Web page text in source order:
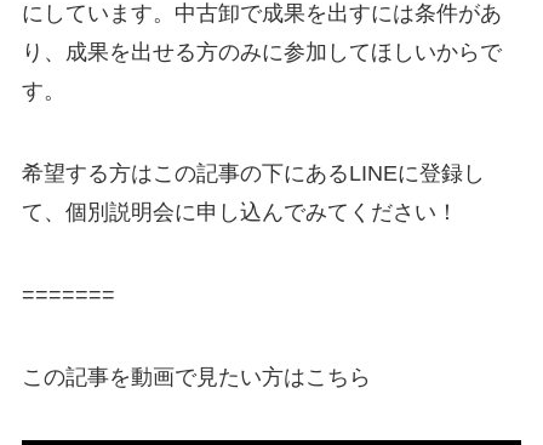
にしています。中古卸で成果を出すには条件があ
り、成果を出せる方のみに参加してほしいからで
す。
希望する方はこの記事の下にあるLINEに登録し
て、個別説明会に申し込んでみてください！
=======
この記事を動画で見たい方はこちら